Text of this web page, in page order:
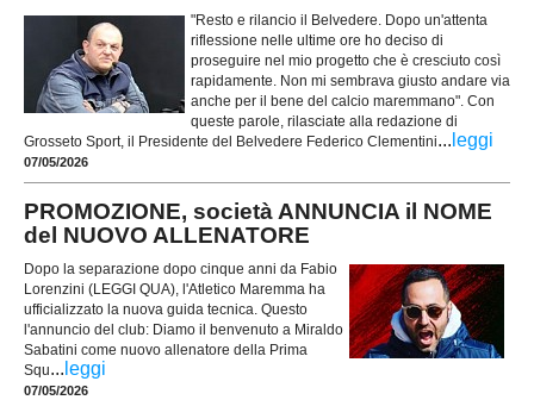
"Resto e rilancio il Belvedere. Dopo un'attenta
riflessione nelle ultime ore ho deciso di
proseguire nel mio progetto che è cresciuto così
rapidamente. Non mi sembrava giusto andare via
anche per il bene del calcio maremmano". Con
queste parole, rilasciate alla redazione di
Grosseto Sport, il Presidente del Belvedere Federico Clementini... leggi
07/05/2026
PROMOZIONE, società ANNUNCIA il NOME
del NUOVO ALLENATORE
Dopo la separazione dopo cinque anni da Fabio
Lorenzini (LEGGI QUA), l'Atletico Maremma ha
ufficializzato la nuova guida tecnica. Questo
l'annuncio del club: Diamo il benvenuto a Miraldo
Sabatini come nuovo allenatore della Prima
Squ... leggi
07/05/2026